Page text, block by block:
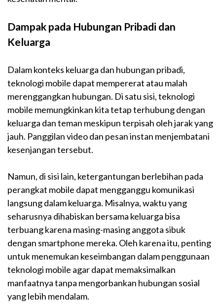
Dampak pada Hubungan Pribadi dan
Keluarga
Dalam konteks keluarga dan hubungan pribadi,
teknologi mobile dapat mempererat atau malah
merenggangkan hubungan. Di satu sisi, teknologi
mobile memungkinkan kita tetap terhubung dengan
keluarga dan teman meskipun terpisah oleh jarak yang
jauh. Panggilan video dan pesan instan menjembatani
kesenjangan tersebut.
Namun, di sisi lain, ketergantungan berlebihan pada
perangkat mobile dapat mengganggu komunikasi
langsung dalam keluarga. Misalnya, waktu yang
seharusnya dihabiskan bersama keluarga bisa
terbuang karena masing-masing anggota sibuk
dengan smartphone mereka. Oleh karena itu, penting
untuk menemukan keseimbangan dalam penggunaan
teknologi mobile agar dapat memaksimalkan
manfaatnya tanpa mengorbankan hubungan sosial
yang lebih mendalam.